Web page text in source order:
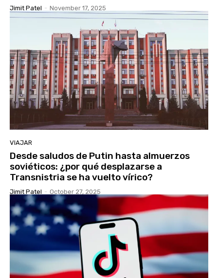
Jimit Patel - November 17, 2025
VIAJAR
Desde saludos de Putin hasta almuerzos
soviéticos: ¿por qué desplazarse a
Transnistria se ha vuelto vírico?
Jimit Patel - October 27, 2025